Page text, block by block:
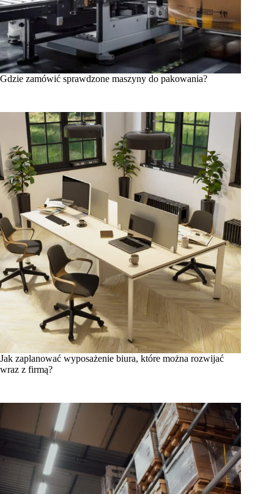
Gdzie zamówić sprawdzone maszyny do pakowania?
Jak zaplanować wyposażenie biura, które można rozwijać
wraz z firmą?